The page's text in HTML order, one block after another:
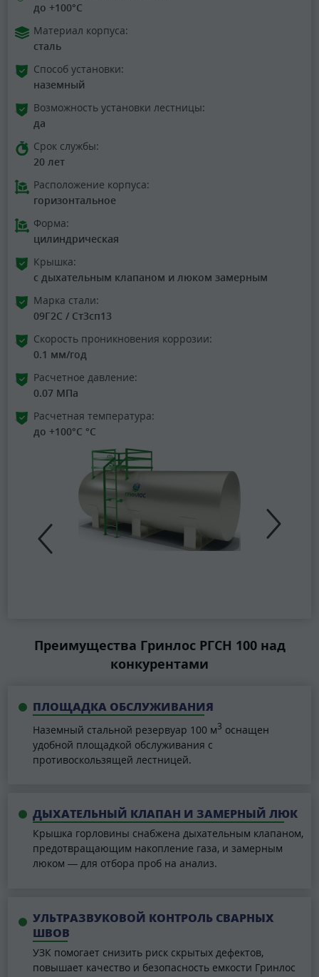
до +100°C
Материал корпуса:
сталь
Способ установки:
наземный
Возможность установки лестницы:
да
Срок службы:
20 лет
Расположение корпуса:
горизонтальное
Форма:
цилиндрическая
Крышка:
с дыхательным клапаном и люком замерным
Марка стали:
09Г2С / Ст3сп13
Скорость проникновения коррозии:
0.1 мм/год
Расчетное давление:
0.07 МПа
Расчетная температура:
до +100°C °C
Преимущества Гринлос РГСН 100 над
конкурентами
ПЛОЩАДКА ОБСЛУЖИВАНИЯ
Наземный стальной резервуар 100 м3 оснащен
удобной площадкой обслуживания с
противоскользящей лестницей.
ДЫХАТЕЛЬНЫЙ КЛАПАН И ЗАМЕРНЫЙ ЛЮК
Крышка горловины снабжена дыхательным клапаном,
предотвращающим накопление газа, и замерным
люком — для отбора проб на анализ.
УЛЬТРАЗВУКОВОЙ КОНТРОЛЬ СВАРНЫХ
ШВОВ
УЗК помогает снизить риск скрытых дефектов,
повышает качество и безопасность емкости Гринлос